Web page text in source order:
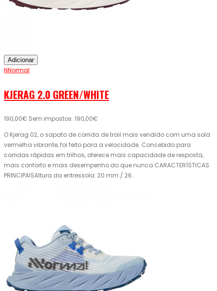
Adicionar
NNormal
KJERAG 2.0 GREEN/WHITE
190,00€ Sem impostos: 190,00€
O Kjerag 02, o sapato de corrida de trail mais vendido com uma sola
vermelha vibrante, foi feito para a velocidade. Concebido para
corridas rápidas em trilhos, oferece mais capacidade de resposta,
mais conforto e mais desempenho do que nunca.CARACTERÍSTICAS
PRINCIPAISAltura da entressola: 20 mm / 26..